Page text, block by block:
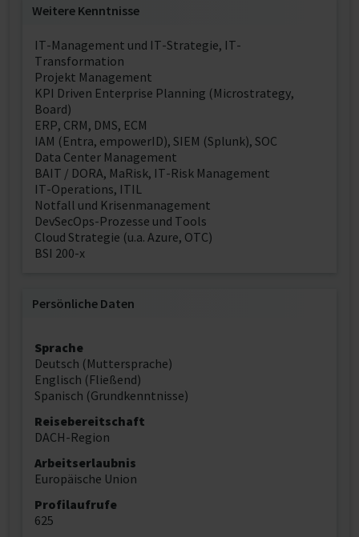
Weitere Kenntnisse
IT-Management und IT-Strategie, IT-
Transformation
Projekt Management
KPI Driven Enterprise Planning (Microstrategy,
Board)
ERP, CRM, DMS, ECM
IAM (Entra, empowerID), SIEM (Splunk), SOC
Data Center Management
BAIT / DORA, MaRisk, IT-Risk Management
IT-Operations, ITIL
Notfall und Krisenmanagement
DevSecOps-Prozesse und Tools
Cloud Strategie (u.a. Azure, OTC)
BSI 200-x
Persönliche Daten
Sprache
Deutsch (Muttersprache)
Englisch (Fließend)
Spanisch (Grundkenntnisse)
Reisebereitschaft
DACH-Region
Arbeitserlaubnis
Europäische Union
Profilaufrufe
625